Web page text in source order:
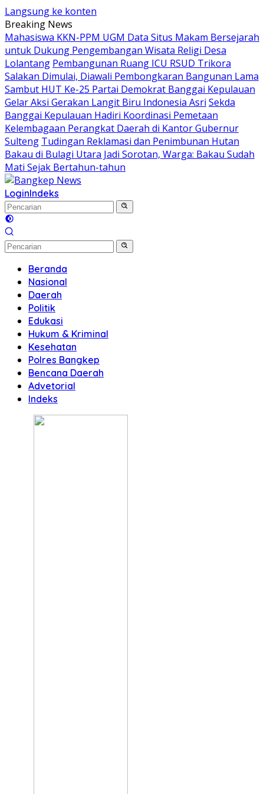
Langsung ke konten
Breaking News
Mahasiswa KKN-PPM UGM Data Situs Makam Bersejarah
untuk Dukung Pengembangan Wisata Religi Desa
Lolantang Pembangunan Ruang ICU RSUD Trikora
Salakan Dimulai, Diawali Pembongkaran Bangunan Lama
Sambut HUT Ke-25 Partai Demokrat Banggai Kepulauan
Gelar Aksi Gerakan Langit Biru Indonesia Asri Sekda
Banggai Kepulauan Hadiri Koordinasi Pemetaan
Kelembagaan Perangkat Daerah di Kantor Gubernur
Sulteng Tudingan Reklamasi dan Penimbunan Hutan
Bakau di Bulagi Utara Jadi Sorotan, Warga: Bakau Sudah
Mati Sejak Bertahun-tahun
LoginIndeks
Beranda
Nasional
Daerah
Politik
Edukasi
Hukum & Kriminal
Kesehatan
Polres Bangkep
Bencana Daerah
Advetorial
Indeks